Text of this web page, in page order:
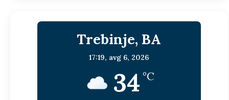
Trebinje, BA
17:19, avg 6, 2026
34 °C